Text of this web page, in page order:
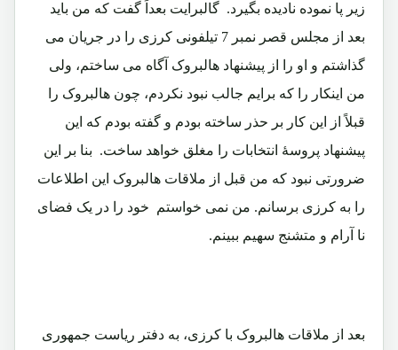
زیر پا نموده نادیده بگیرد. گالبرایت بعداً گفت که من باید
بعد از مجلس قصر نمبر 7 تیلفونی کرزی را در جریان می
گذاشتم و او را از پیشنهاد هالبروک آگاه می ساختم، ولی
من اینکار را که برایم جالب نبود نکردم، چون هالبروک را
قبلاً از این کار بر حذر ساخته بودم و گفته بودم که این
پیشنهاد پروسۀ انتخابات را مغلق خواهد ساخت. بنا بر این
ضرورتی نبود که من قبل از ملاقات هالبروک این اطلاعات
را به کرزی برسانم. من نمی خواستم خود را در یک فضای
نا آرام و متشنج سهیم ببینم.
بعد از ملاقات هالبروک با کرزی، به دفتر ریاست جمهوری